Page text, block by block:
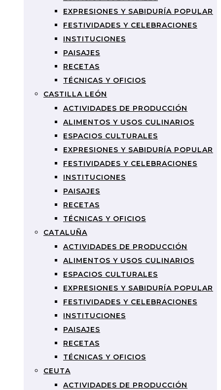
EXPRESIONES Y SABIDURÍA POPULAR
FESTIVIDADES Y CELEBRACIONES
INSTITUCIONES
PAISAJES
RECETAS
TÉCNICAS Y OFICIOS
CASTILLA LEÓN
ACTIVIDADES DE PRODUCCIÓN
ALIMENTOS Y USOS CULINARIOS
ESPACIOS CULTURALES
EXPRESIONES Y SABIDURÍA POPULAR
FESTIVIDADES Y CELEBRACIONES
INSTITUCIONES
PAISAJES
RECETAS
TÉCNICAS Y OFICIOS
CATALUÑA
ACTIVIDADES DE PRODUCCIÓN
ALIMENTOS Y USOS CULINARIOS
ESPACIOS CULTURALES
EXPRESIONES Y SABIDURÍA POPULAR
FESTIVIDADES Y CELEBRACIONES
INSTITUCIONES
PAISAJES
RECETAS
TÉCNICAS Y OFICIOS
CEUTA
ACTIVIDADES DE PRODUCCIÓN